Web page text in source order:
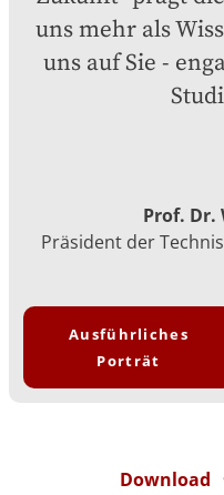
uns mehr als
uns auf Sie -
Prof. Dr.
Präsident der
Ausführliches
Porträt
Download